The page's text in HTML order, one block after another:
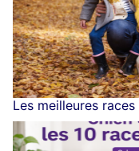
Les meilleures